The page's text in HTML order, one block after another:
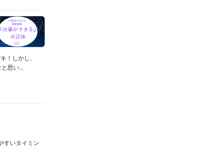
！しかし、
思い...
すいタイミン